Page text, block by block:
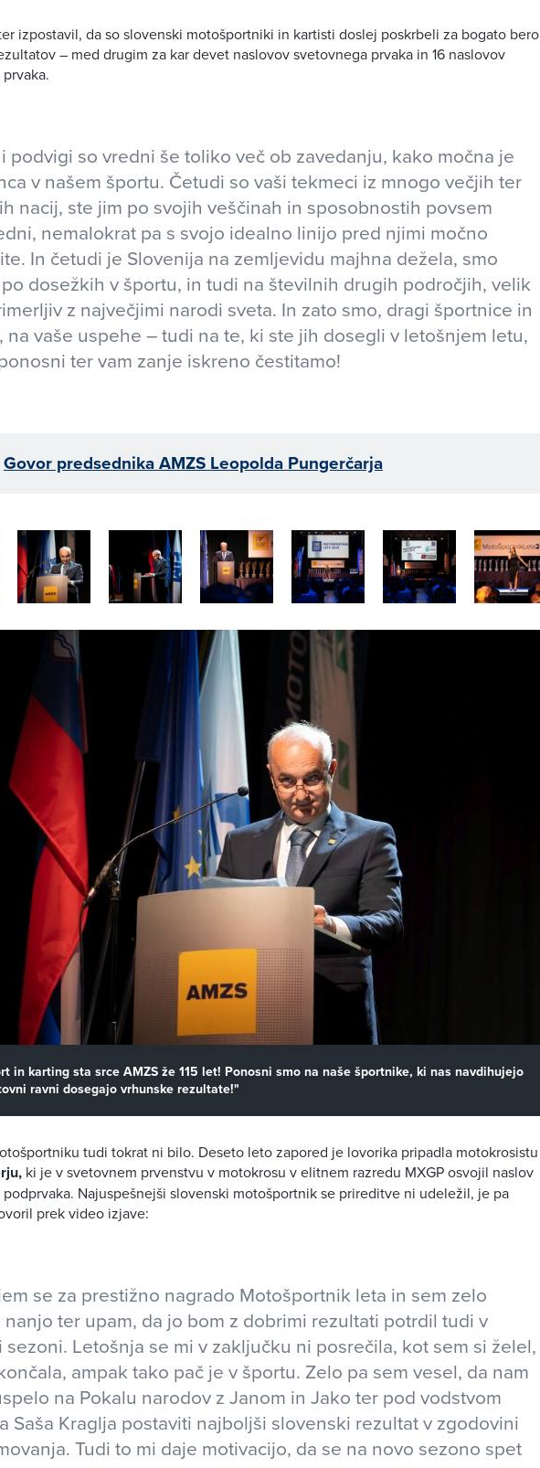
izpostavil, da so slovenski motošportniki in kartisti doslej poskrbeli za bogato bero
– med drugim za kar devet naslovov svetovnega prvaka in 16 naslovov
podvigi so vredni še toliko več ob zavedanju, kako močna je
v našem športu. Četudi so vaši tekmeci iz mnogo večjih ter
nacij, ste jim po svojih veščinah in sposobnostih povsem
nemalokrat pa s svojo idealno linijo pred njimi močno
In četudi je Slovenija na zemljevidu majhna dežela, smo
dosežkih v športu, in tudi na številnih drugih področjih, velik
z največjimi narodi sveta. In zato smo, dragi športnice in
na vaše uspehe – tudi na te, ki ste jih dosegli v letošnjem letu,
ter vam zanje iskreno čestitamo!
Govor predsednika AMZS Leopolda Pungerčarja
in karting sta srce AMZS že 115 let! Ponosni smo na naše športnike, ki nas navdihujejo
ravni dosegajo vrhunske rezultate!"
tudi tokrat ni bilo. Deseto leto zapored je lovorika pripadla motokrosistu
ki je v svetovnem prvenstvu v motokrosu v elitnem razredu MXGP osvojil naslov
Najuspešnejši slovenski motošportnik se prireditve ni udeležil, je pa
prek video izjave:
se za prestižno nagrado Motošportnik leta in sem zelo
ter upam, da jo bom z dobrimi rezultati potrdil tudi v
Letošnja se mi v zaključku ni posrečila, kot sem si želel,
ampak tako pač je v športu. Zelo pa sem vesel, da nam
na Pokalu narodov z Janom in Jako ter pod vodstvom
Saša Kraglja postaviti najboljši slovenski rezultat v zgodovini
Tudi to mi daje motivacijo, da se na novo sezono spet